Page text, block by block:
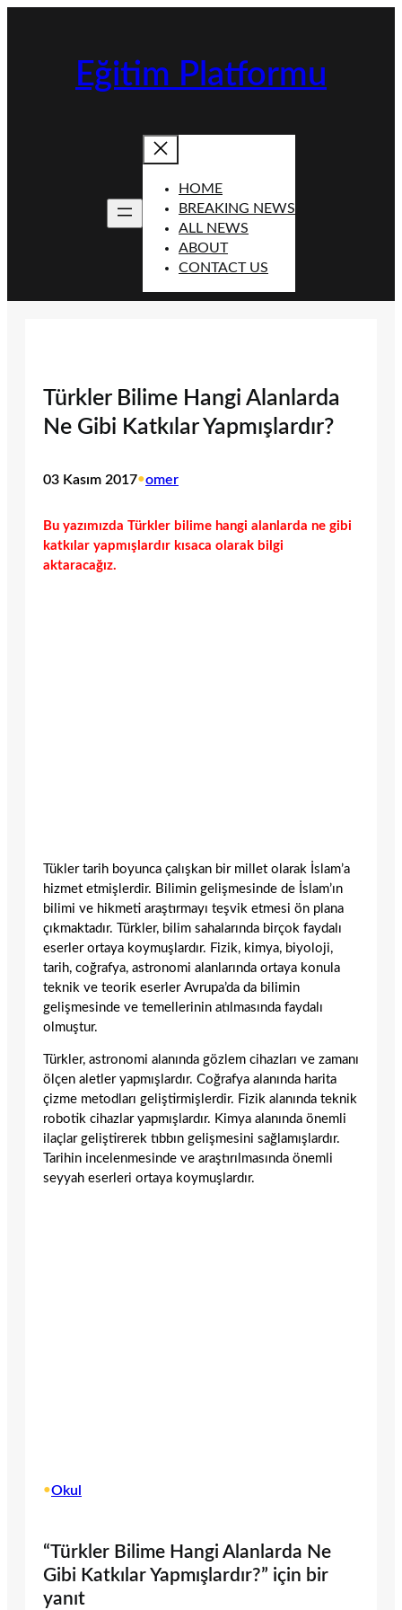
Eğitim Platformu
HOME
BREAKING NEWS
ALL NEWS
ABOUT
CONTACT US
Türkler Bilime Hangi Alanlarda
Ne Gibi Katkılar Yapmışlardır?
03 Kasım 2017•omer
Bu yazımızda Türkler bilime hangi alanlarda ne gibi
katkılar yapmışlardır kısaca olarak bilgi
aktaracağız.
Tükler tarih boyunca çalışkan bir millet olarak İslam’a
hizmet etmişlerdir. Bilimin gelişmesinde de İslam’ın
bilimi ve hikmeti araştırmayı teşvik etmesi ön plana
çıkmaktadır. Türkler, bilim sahalarında birçok faydalı
eserler ortaya koymuşlardır. Fizik, kimya, biyoloji,
tarih, coğrafya, astronomi alanlarında ortaya konula
teknik ve teorik eserler Avrupa’da da bilimin
gelişmesinde ve temellerinin atılmasında faydalı
olmuştur.
Türkler, astronomi alanında gözlem cihazları ve zamanı
ölçen aletler yapmışlardır. Coğrafya alanında harita
çizme metodları geliştirmişlerdir. Fizik alanında teknik
robotik cihazlar yapmışlardır. Kimya alanında önemli
ilaçlar geliştirerek tıbbın gelişmesini sağlamışlardır.
Tarihin incelenmesinde ve araştırılmasında önemli
seyyah eserleri ortaya koymuşlardır.
•Okul
“Türkler Bilime Hangi Alanlarda Ne
Gibi Katkılar Yapmışlardır?” için bir
yanıt